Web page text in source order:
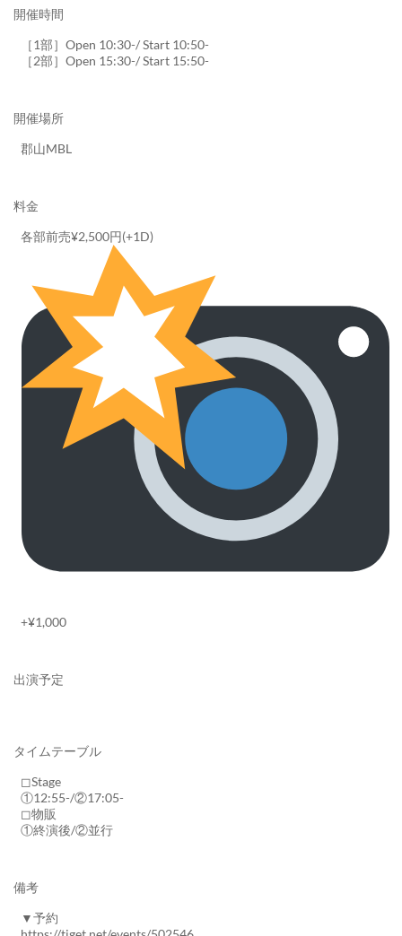
開催時間
［1部］Open 10:30-/ Start 10:50-
［2部］Open 15:30-/ Start 15:50-
開催場所
郡山MBL
料金
各部前売¥2,500円(+1D)
+¥1,000
出演予定
タイムテーブル
◻︎Stage
①12:55-/②17:05-
◻︎物販
①終演後/②並行
備考
▼予約